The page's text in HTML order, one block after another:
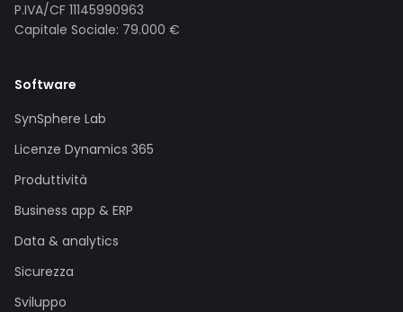
P.IVA/CF 11145990963
Capitale Sociale: 79.000 €
Software
SynSphere Lab
Licenze Dynamics 365
Produttività
Business app & ERP
Data & analytics
Sicurezza
Sviluppo